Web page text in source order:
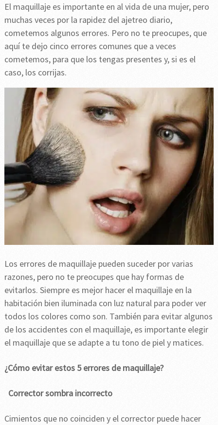
El maquillaje es importante en al vida de una mujer, pero
muchas veces por la rapidez del ajetreo diario,
cometemos algunos errores. Pero no te preocupes, que
aquí te dejo cinco errores comunes que a veces
cometemos, para que los tengas presentes y, si es el
caso, los corrijas.
Los errores de maquillaje pueden suceder por varias
razones, pero no te preocupes que hay formas de
evitarlos. Siempre es mejor hacer el maquillaje en la
habitación bien iluminada con luz natural para poder ver
todos los colores como son. También para evitar algunos
de los accidentes con el maquillaje, es importante elegir
el maquillaje que se adapte a tu tono de piel y matices.
¿Cómo evitar estos 5 errores de maquillaje?
Corrector sombra incorrecto
Cimientos que no coinciden y el corrector puede hacer